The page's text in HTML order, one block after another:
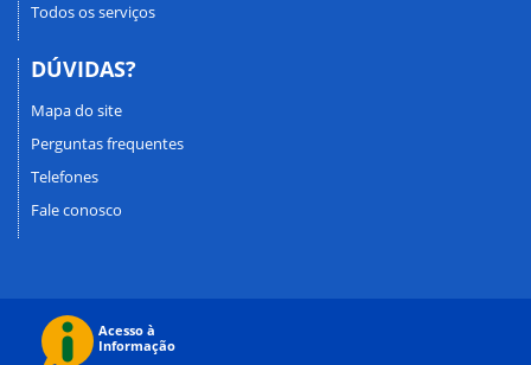
Todos os serviços
DÚVIDAS?
Mapa do site
Perguntas frequentes
Telefones
Fale conosco